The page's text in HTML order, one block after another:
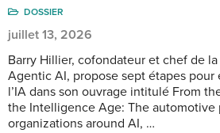
DOSSIER
juillet 13, 2026
Barry Hillier, cofondateur et chef de
Agentic AI, propose sept étapes pour
l’IA dans son ouvrage intitulé From
the Intelligence Age: The
organizations around AI, …